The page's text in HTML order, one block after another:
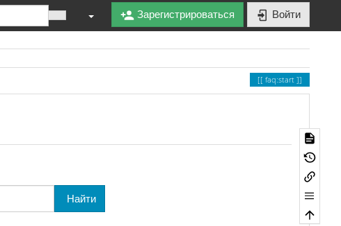
Зарегистрироваться Войти
faq:start
Найти